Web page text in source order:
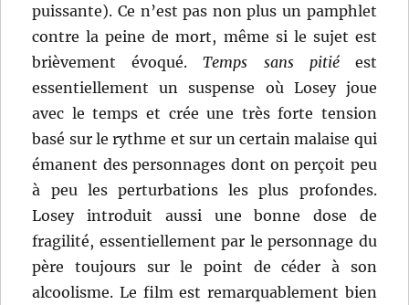
puissante). Ce n’est pas non plus un pamphlet
contre la peine de mort, même si le sujet est
brièvement évoqué.Temps sans pitiéest
essentiellement un suspense où Losey joue
avec le temps et crée une très forte tension
basé sur le rythme et sur un certain malaise qui
émanent des personnages dont on perçoit peu
à peu les perturbations les plus profondes.
Losey introduit aussi une bonne dose de
fragilité, essentiellement par le personnage du
père toujours sur le point de céder à son
alcoolisme. Le film est remarquablement bien